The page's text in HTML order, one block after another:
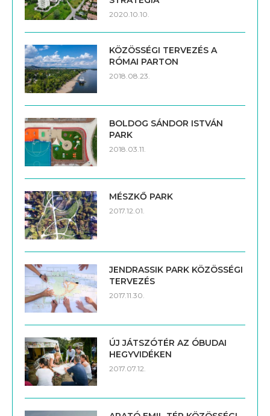
2020.10.10.
KÖZÖSSÉGI TERVEZÉS A
RÓMAI PARTON
2018.08.23.
BOLDOG SÁNDOR ISTVÁN
PARK
2018.03.11.
MÉSZKŐ PARK
2017.12.01.
JENDRASSIK PARK KÖZÖSSÉGI
TERVEZÉS
2017.11.30.
ÚJ JÁTSZÓTÉR AZ ÓBUDAI
HEGYVIDÉKEN
2017.07.12.